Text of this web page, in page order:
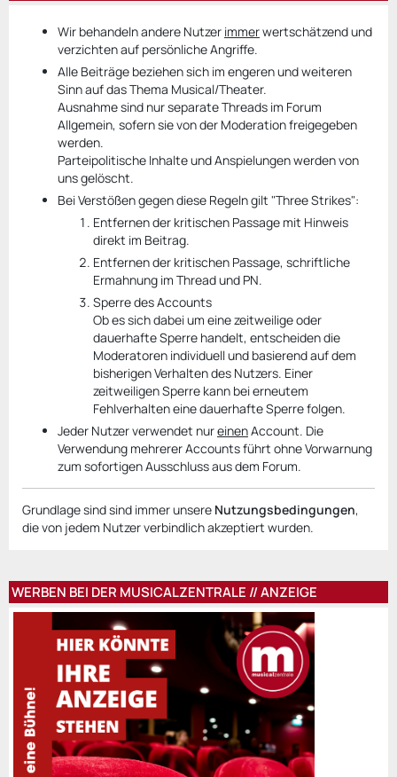
Wir behandeln andere Nutzer immerwertschätzend und
verzichten auf persönliche Angriffe.
Alle Beiträge beziehen sich im engeren und weiteren
Sinn auf das Thema Musical/Theater.
Ausnahme sind nur separate Threads im Forum
Allgemein, sofern sie von der Moderation freigegeben
werden.
Parteipolitische Inhalte und Anspielungen werden von
uns gelöscht.
Bei Verstößen gegen diese Regeln gilt "Three Strikes":
Entfernen der kritischen Passage mit Hinweis
direkt im Beitrag.
Entfernen der kritischen Passage, schriftliche
Ermahnung im Thread und PN.
Sperre des Accounts
Ob es sich dabei um eine zeitweilige oder
dauerhafte Sperre handelt, entscheiden die
Moderatoren individuell und basierend auf dem
bisherigen Verhalten des Nutzers. Einer
zeitweiligen Sperre kann bei erneutem
Fehlverhalten eine dauerhafte Sperre folgen.
Jeder Nutzer verwendet nureinenAccount. Die
Verwendung mehrerer Accounts führt ohne Vorwarnung
zum sofortigen Ausschluss aus dem Forum.
Grundlage sind sind immer unsere Nutzungsbedingungen,
die von jedem Nutzer verbindlich akzeptiert wurden.
WERBEN BEI DER MUSICALZENTRALE // ANZEIGE